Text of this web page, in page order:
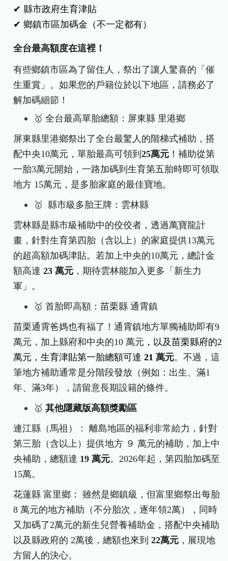
✔ 縣市政府生育津貼
✔ 鄉鎮市區加碼金（不一定都有）
全台最高額度在這裡！
有些鄉鎮市區為了留住人，祭出了讓人驚喜的「催
生重賞」。如果您的戶籍位於以下地區，請務必了
解加碼細節！
🥇全台最高單胎總額：屏東縣 里港鄉
屏東縣里港鄉祭出了全台最驚人的階梯式補助，搭
配中央10萬元，單胎最高可領到25萬元 ！補助從第
一胎3萬元開始，一路加碼到生育第五胎時即可領取
地方 15萬元，是多胎家庭的最佳寶地。
🥇縣市級多胎王牌：雲林縣
雲林縣是縣市級補助中的佼佼者，透過萬寶龍計
畫，針對生育第四胎（含以上）的家庭提供13萬元
的超高額加碼津貼。若加上中央的10萬元，總計金
額高達 23 萬元 ，期待雲林能加入更多「新生力
軍」。
🥇首胎即高額：苗栗縣 通霄鎮
苗栗通霄爸媽也有福了！通霄鎮地方單獨補助即有9
萬元，加上縣府和中央的10 萬元 ，以及苗栗縣府的2
萬元，生育津貼第一胎總額可達 21萬元。不過，這
筆地方補助通常是分階段發放（例如：出生、滿1
年、滿3年），請留意長期設籍的條件。
🥇其他隱藏版高額獎勵區
連江縣（馬祖）：
離島地區的福利非常給力，針對
第三胎（含以上）提供地方 ９ 萬元的補助，加上中
央補助，總額達 19萬元。2026年起，第四胎加碼至
15萬。
花蓮縣 富里鄉：
雖然是鄉鎮級，但富里鄉祭出每胎
8萬元的地方補助（不分胎次，逐年領2萬），同時
又加碼了2萬元的新生兒營養補助金，搭配中央補助
以及縣政府的 2萬後，總額也來到22萬元 ，展現地
方留人的決心。